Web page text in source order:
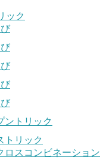
ック
ントリック
トリック
ロスコンビネーション